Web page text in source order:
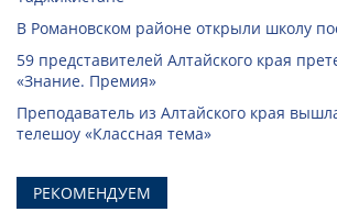
В Романовском районе открыли школу
59 представителей Алтайского края
«Знание. Премия»
Преподаватель из Алтайского края
телешоу «Классная тема»
РЕКОМЕНДУЕМ